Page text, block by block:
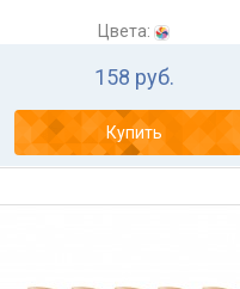
Цвета:
158 руб.
Купить